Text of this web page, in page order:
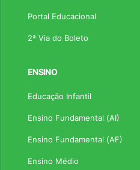
Portal Educacional
2ª Via do Boleto
ENSINO
Educação Infantil
Ensino Fundamental (AI)
Ensino Fundamental (AF)
Ensino Médio